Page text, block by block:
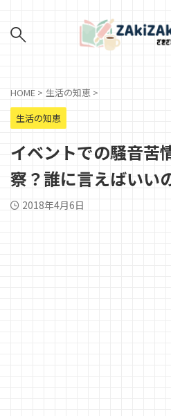
HOME > 生活の知恵 >
生活の知恵
イベントでの騒音苦
察？誰に言えばいい
2018年4月6日